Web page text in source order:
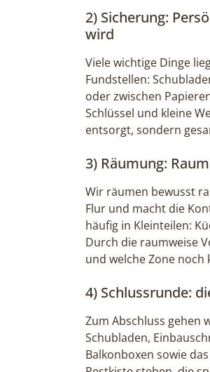
2) Sicherung:
wird
Viele wichtige Dinge
Fundstellen:
oder zwischen
Schlüssel und kleine
entsorgt, sondern
3) Räumung:
Wir räumen bewusst
Flur und macht die
häufig in Kleinteilen:
Durch die raumweise
und welche Zone noch
4) Schlussrunde:
Zum Abschluss gehen
Schubladen,
Balkonboxen sowie